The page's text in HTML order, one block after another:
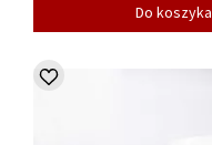
Do koszyka